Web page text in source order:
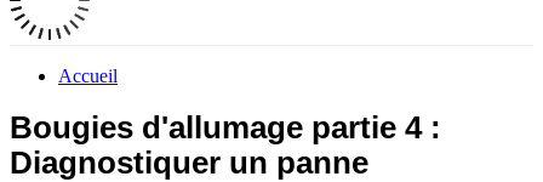
Accueil
Bougies d'allumage partie 4 :
Diagnostiquer un panne